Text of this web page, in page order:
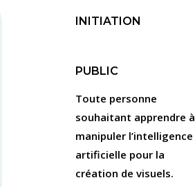
INITIATION
PUBLIC
Toute personne
souhaitant apprendre à
manipuler l’intelligence
artificielle pour la
création de visuels.